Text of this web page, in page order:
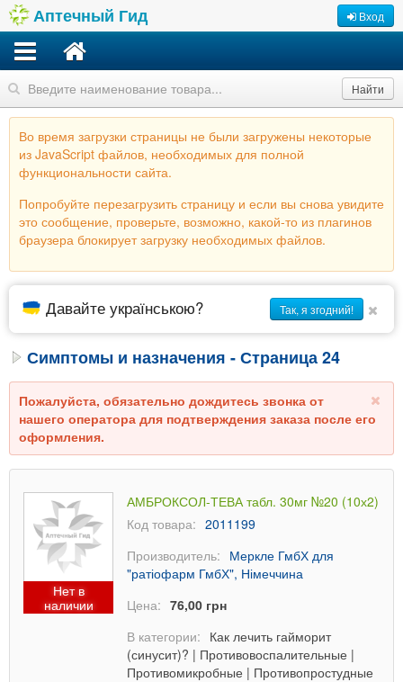
Аптечный Гид Вход
Найти
Во время загрузки страницы не были загружены некоторые
из JavaScript файлов, необходимых для полной
функциональности сайта.
Попробуйте перезагрузить страницу и если вы снова увидите
это сообщение, проверьте, возможно, какой-то из плагинов
браузера блокирует загрузку необходимых файлов.
Давайте українською? Так, я згодний!
Симптомы и назначения - Страница 24
Пожалуйста, обязательно дождитесь звонка от
нашего оператора для подтверждения заказа после его
оформления.
Нет в
наличии
АМБРОКСОЛ-ТЕВА табл. 30мг №20 (10х2)
Код товара: 2011199
Производитель: Меркле ГмбХ для
"ратіофарм ГмбХ", Німеччина
Цена: 76,00 грн
В категории: Как лечить гайморит
(синусит)? | Противовоспалительные |
Противомикробные | Противопростудные